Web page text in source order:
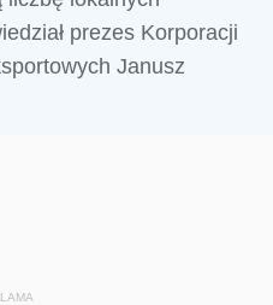
prezes Korporacji
Janusz